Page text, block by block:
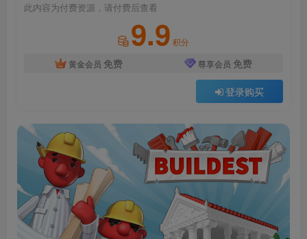
此内容为付费资源，请付费后查看
9.9 积分
黄金会员 免费 尊享会员 免费
登录购买